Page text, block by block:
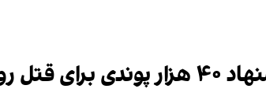
خبر داد